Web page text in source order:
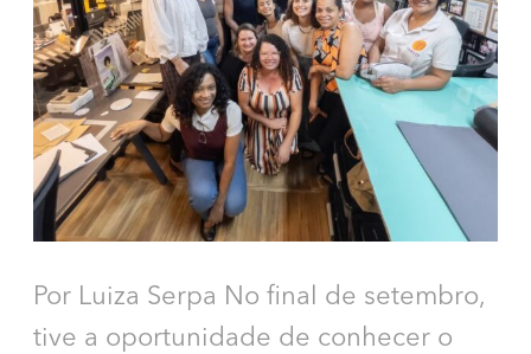
Por Luiza Serpa No final de setembro,
tive a oportunidade de conhecer o